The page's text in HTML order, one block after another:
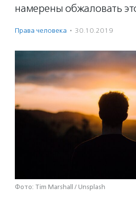
намерены обжаловать
Права человека · 30.10.2019
Фото: Tim Marshall / Unsplash